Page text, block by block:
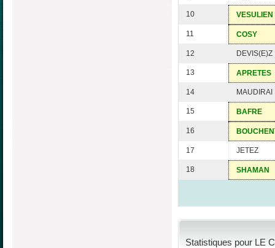
10 VESULIEN
11 COSY
12 DEVIS(E)Z
13 APRETES
14 MAUDIRAI
15 BAFRE
16
17 JETEZ
18 SHAMAN
Statistiques pour LE